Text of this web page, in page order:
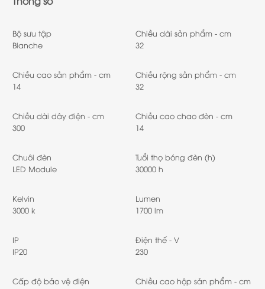
Bộ sưu tập
Blanche
Chiều dài sản phẩm - cm
32
Chiều cao sản phẩm - cm
14
Chiều rộng sản phẩm - cm
32
Chiều dài dây điện - cm
300
Chiều cao chao đèn - cm
14
Chuôi đèn
LED Module
Tuổi thọ bóng đèn (h)
30000 h
Kelvin
3000 k
Lumen
1700 lm
IP
IP20
Điện thế - V
230
Cấp độ bảo vệ điện
Chiều cao hộp sản phẩm - cm